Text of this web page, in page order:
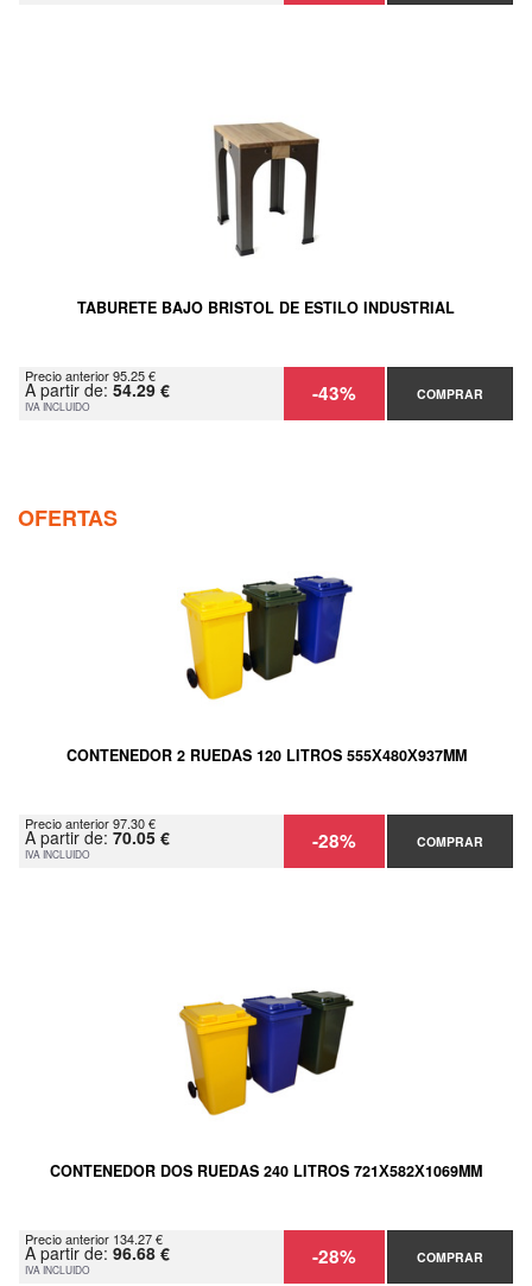
TABURETE BAJO BRISTOL DE ESTILO INDUSTRIAL
Precio anterior 95.25 €
A partir de: 54.29 €
IVA INCLUIDO -43% COMPRAR
OFERTAS
CONTENEDOR 2 RUEDAS 120 LITROS 555Х480Х937MM
Precio anterior 97.30 €
A partir de: 70.05 €
IVA INCLUIDO -28% COMPRAR
CONTENEDOR DOS RUEDAS 240 LITROS 721Х582Х1069MM
Precio anterior 134.27 €
A partir de: 96.68 €
IVA INCLUIDO -28% COMPRAR